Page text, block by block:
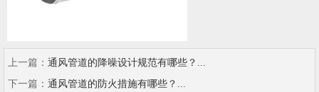
上一篇： 通风管道的降噪设计规范有哪些？...
下一篇： 通风管道的防火措施有哪些？...